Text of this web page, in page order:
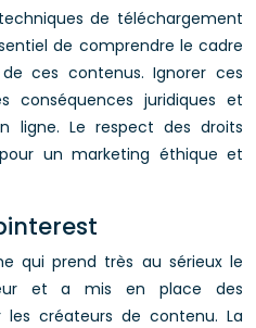
de téléchargement
de comprendre le cadre
ces contenus. Ignorer ces
conséquences juridiques et
ligne. Le respect des droits
un marketing éthique et
qui prend très au sérieux le
et a mis en place des
créateurs de contenu. La